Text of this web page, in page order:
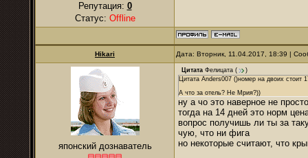
Репутация: 0
Статус: Offline
Hikari Дата: Вторник, 11.04.2017, 18:39 |
японский дознаватель
Цитата Фелицата (
)
Цитата Anders007 ()номер на двоих стоит
А что за отель? Не Мрия?))
ну а чо это наверное не
тогда на 14 дней это норм
вопрос получишь ли ты за
чую, что ни фига
но некоторые считают, что